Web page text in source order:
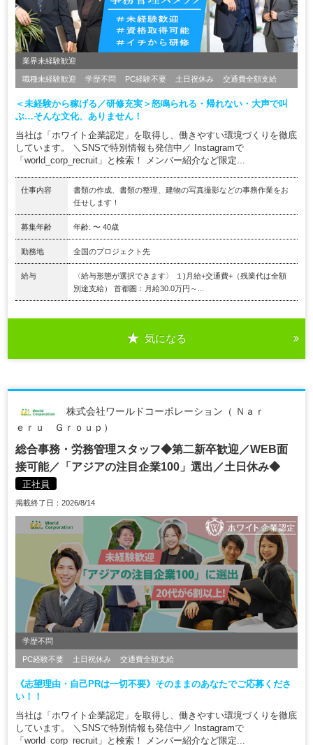
業界未経験歓迎
職種未経験歓迎 学歴不問 PC経験不要 土日祝休み 交通費全額支給
＜未経験から稼げる／研修充実＞怒鳴られる・帰れない・大声で叫
ぶ…そんな文化、ありません！
当社は「ホワイト企業認定」を取得し、働きやすい環境づくりを徹底
しています。 ＼SNSで特別情報も発信中／ Instagramで
「world_corp_recruit」と検索！ メンバー紹介など限定...
仕事内容
書類の作成、書類の整理、建物の写真撮影などの事務作業をお
任せします！
募集年齢 年齢: 〜 40歳
勤務地 全国のプロジェクト先
給与
〈給与形態が選択できます〉 １)月給+交通費+（残業代は全額
別途支給） 首都圏：月給30.0万円～...
気になる
株式会社ワールドコーポレーション（ Ｎａｒ
ｅｒｕ Ｇｒｏｕｐ）
総合事務・労務管理スタッフ◆第二新卒歓迎／WEB面
接可能／「アジアの注目企業100」選出／土日休み◆
正社員
掲載終了日：2026/8/14
学歴不問
PC経験不要 土日祝休み 交通費全額支給
《志望理由・自己PRは一切不要》そのままのあなたでご応募くださ
い！！
当社は「ホワイト企業認定」を取得し、働きやすい環境づくりを徹底
しています。 ＼SNSで特別情報も発信中／ Instagramで
「world_corp_recruit」と検索！ メンバー紹介など限定...